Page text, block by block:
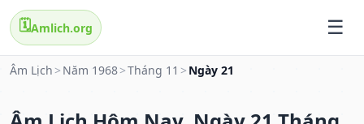
🗓️Amlich.org
Âm Lịch > Năm 1968>Tháng 11 > Ngày 21